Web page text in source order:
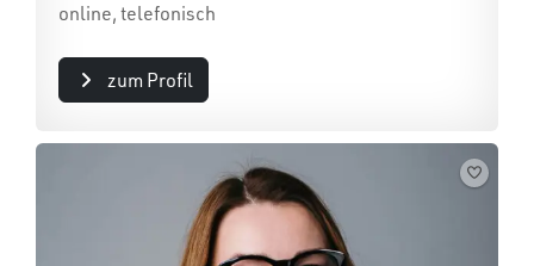
online, telefonisch
zum Profil